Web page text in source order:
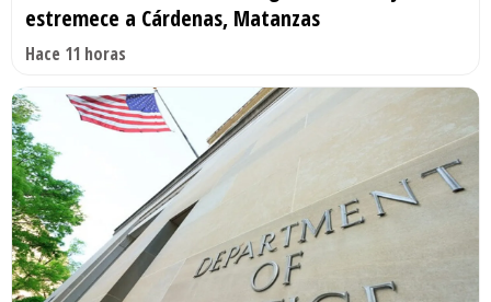
estremece a Cárdenas, Matanzas
Hace 11 horas